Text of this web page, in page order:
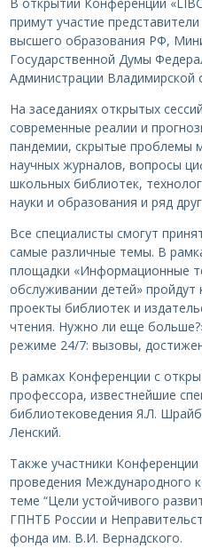
примут участие
высшего образования РФ,
Государственной Думы
Администрации Владимирской
На заседаниях открытых
современные реалии и
пандемии, скрытые проблемы
научных журналов, вопросы
школьных библиотек,
науки и образования и ряд
Все специалисты смогут
самые различные темы. В
площадки «Информационные
обслуживании детей» пройдут
проекты библиотек и
чтения. Нужно ли еще
режиме 24/7: вызовы,
В рамках Конференции с
профессора, известнейшие
библиотековедения Я.Л.
Ленский.
Также участники
проведения Международного
теме “Цели устойчивого
ГПНТБ России и
фонда им. В.И. Вернадского.